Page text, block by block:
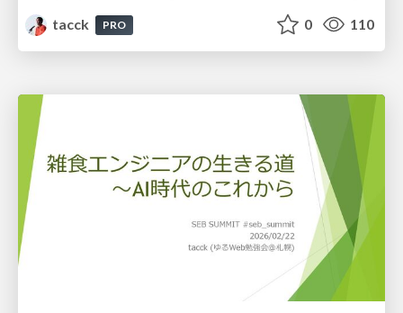
tacck
PRO 0 110